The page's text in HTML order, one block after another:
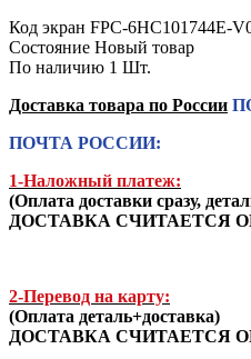
Код экран FPC-6HC101744E-
Состояние Новый товар
По наличию 1 Шт.
Доставка товара по России
ПОЧТА РОССИИ:
1-Наложный платеж:
(Оплата доставки сразу,
ДОСТАВКА СЧИТАЕТСЯ
2-Перевод на карту:
(Оплата деталь+доставка)
ДОСТАВКА СЧИТАЕТСЯ